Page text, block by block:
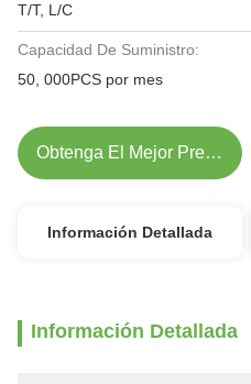
T/T, L/C
Capacidad De Suministro:
50, 000PCS por mes
Obtenga El Mejor Precio
Información Detallada
Información Detallada